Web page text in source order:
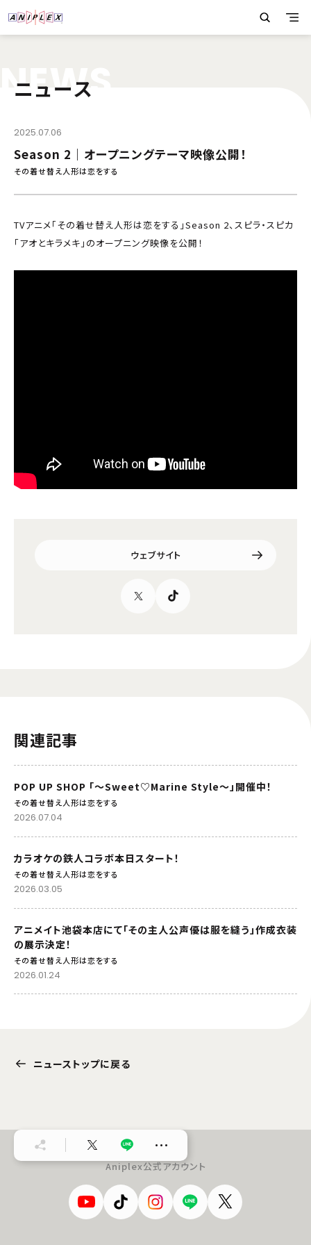
NEWS
ニュース
2025.07.06
Season 2｜オープニングテーマ映像公開！
その着せ替え人形は恋をする
TVアニメ「その着せ替え人形は恋をする」Season 2、スピラ・スピカ
「アオとキラメキ」のオープニング映像を公開！
ウェブサイト
関連記事
POP UP SHOP 「～Sweet♡Marine Style～」開催中！
その着せ替え人形は恋をする
2026.07.04
カラオケの鉄人コラボ本日スタート！
その着せ替え人形は恋をする
2026.03.05
アニメイト池袋本店にて「その主人公声優は服を縫う」作成衣装
の展示決定！
その着せ替え人形は恋をする
2026.01.24
ニューストップに戻る
…
Aniplex公式アカウント